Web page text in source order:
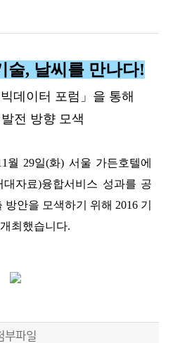
술, 날씨를 만나다!
데이터 포럼」을 통해
전 방향 모색
월 29일(화) 서울 가든호텔에
대자료)융합서비스 성과를 공
방안을 모색하기 위해 2016 기
최했습니다.
부파일